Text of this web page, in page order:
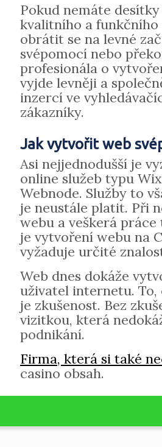
Pokud nemáte
kvalitního a
obrátit se na levné
svépomocí nebo
profesionála o
vyjde levněji a
inzercí ve
zákazníky.
Jak vytvořit web
Asi nejjednodušší je
online služeb typu
Webnode. Služby to
je neustále platit. Při
webu a veškerá
je vytvoření webu na
vyžaduje určité
Web dnes dokáže
uživatel internetu. To,
je zkušenost. Bez
vizitkou, která
podnikání.
Firma, která si také
casino obsah.